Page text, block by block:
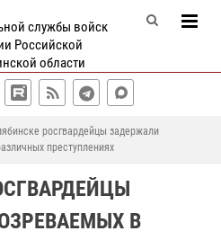
службы войск
Российской
области
росгвардейцы задержали
преступлениях
В